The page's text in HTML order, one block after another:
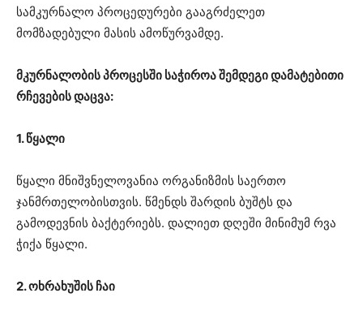
სამკურნალო პროცედურები გააგრძელეთ
მომზადებული მასის ამოწურვამდე.
მკურნალობის პროცესში საჭიროა შემდეგი დამატებითი
რჩევების დაცვა:
1. წყალი
წყალი მნიშვნელოვანია ორგანიზმის საერთო
ჯანმრთელობისთვის. წმენდს შარდის ბუშტს და
გამოდევნის ბაქტერიებს. დალიეთ დღეში მინიმუმ რვა
ჭიქა წყალი.
2. ოხრახუშის ჩაი